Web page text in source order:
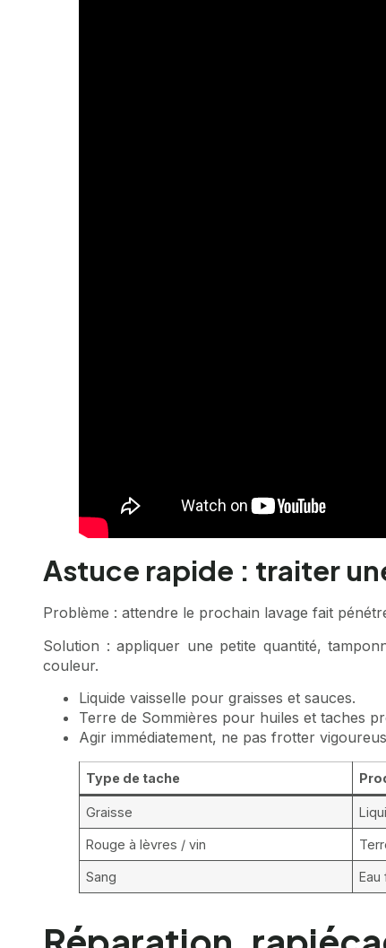
Astuce rapide : traiter
Problème : attendre le prochain lavage fait
Solution : appliquer une petite quantité,
couleur.
Liquide vaisselle pour graisses et sauces.
Terre de Sommières pour huiles et taches
Agir immédiatement, ne pas frotter
Type de tache
Graisse
Rouge à lèvres / vin
Sang